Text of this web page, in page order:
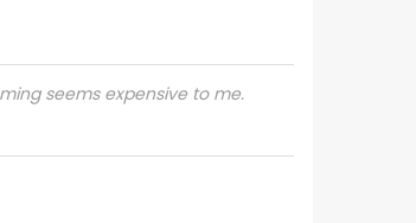
seems expensive to me.